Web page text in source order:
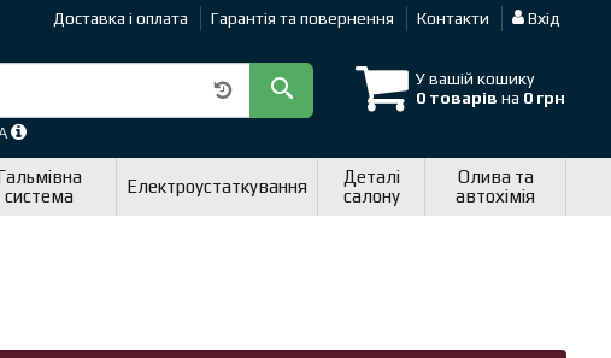
Доставка і оплата Гарантія та повернення Контакти Вхід
У вашій кошику
0 товарів на 0 грн
система
Електроустаткування
Деталі
салону
Олива та
автохімія